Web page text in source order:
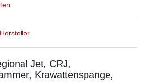
Jet, CRJ,
Krawattenspange,